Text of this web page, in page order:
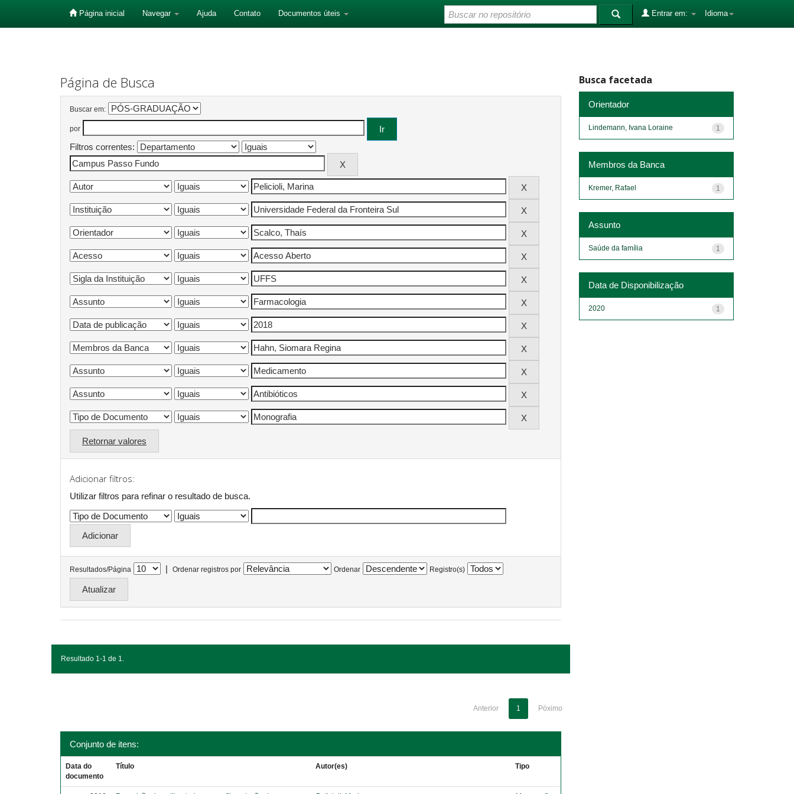
Página inicial Navegar Ajuda Contato Documentos úteis Idioma
Entrar em:
Página de Busca
Buscar em:
por
Filtros correntes:
Retornar valores
Adicionar filtros:
Utilizar filtros para refinar o resultado de busca.
Resultados/Página | Ordenar registros por Ordenar Registro(s)
Resultado 1-1 de 1.
Anterior 1 Póximo
Conjunto de itens:
Data do
documento
Título Autor(es) Tipo
Busca facetada
Orientador
1
Lindemann, Ivana Loraine
Membros da Banca
1
Kremer, Rafael
Assunto
1
Saúde da família
Data de Disponibilização
1
2020